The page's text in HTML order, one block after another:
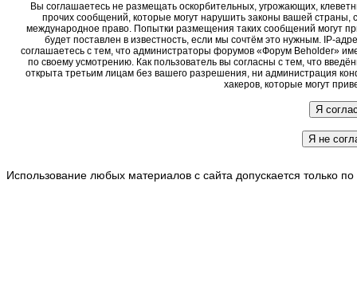
Вы соглашаетесь не размещать оскорбительных, угрожающих,
прочих сообщений, которые могут нарушить законы вашей страны,
международное право. Попытки размещения таких сообщений могут
будет поставлен в известность, если мы сочтём это нужным. IP-
соглашаетесь с тем, что администраторы форумов «Форум Beholder»
по своему усмотрению. Как пользователь вы согласны с тем, что
открыта третьим лицам без вашего разрешения, ни администрация
хакеров, которые могут
Использование любых материалов с сайта допускается только